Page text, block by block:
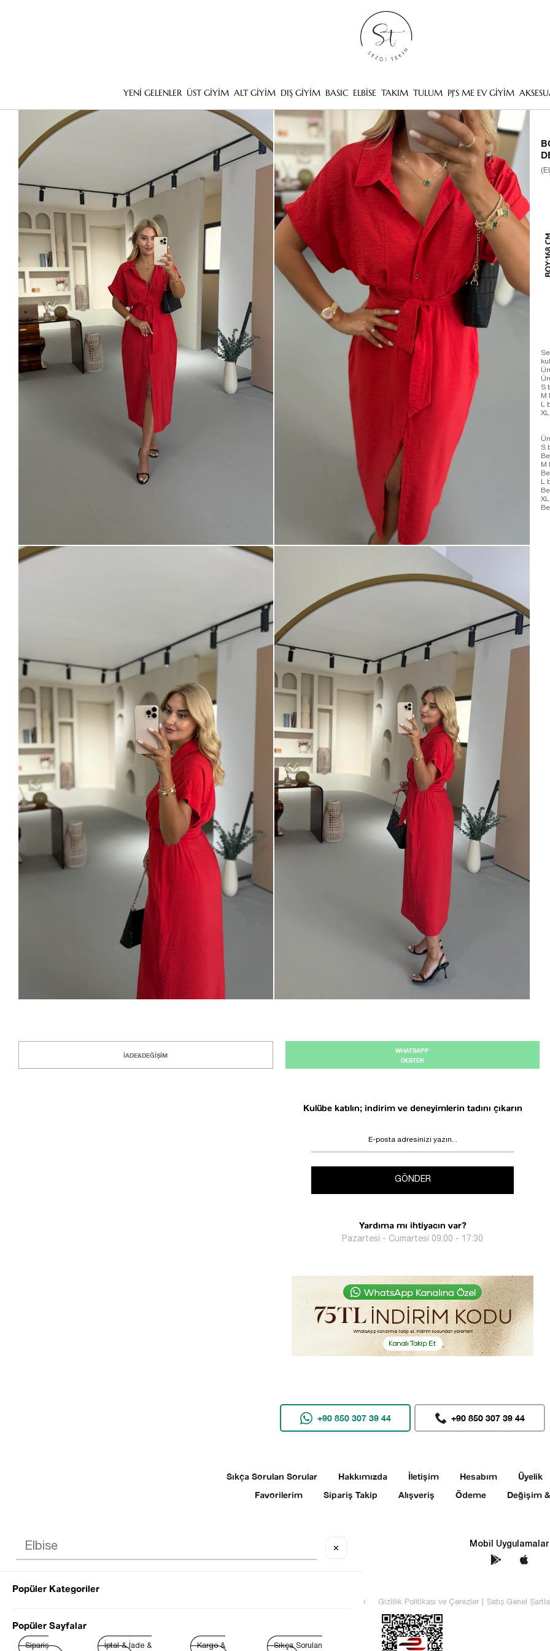
YENİ GELENLER ÜST GİYİM ALT GİYİM DIŞ GİYİM BASIC ELBİSE TAKIM TULUM PJ'S ME EV GİYİM
S
M
L
S
M
L
İADE&DEĞİŞİM
WHATSAPP
DESTEK
Kulübe katılın; indirim ve deneyimlerin tadını çıkarın
GÖNDER
Yardıma mı ihtiyacın var?
Pazartesi - Cumartesi 09:00 - 17:30
+90 850 307 39 44 +90 850 307 39 44
Sıkça Sorulan Sorular Hakkımızda İletişim Hesabım Üyelik
Favorilerim
Sipariş Takip Alışveriş Ödeme Değişim
Sosyal Medya Mobil Uygulamalar
© 2025 SEZGİ TEKİN Tüm hakları saklıdır Gizlilik Politikası ve Çerezler Satış Genel
✕
Popüler Kategoriler
Popüler Sayfalar
Sipariş İptal & İade & Kargo & Sıkça Sorulan